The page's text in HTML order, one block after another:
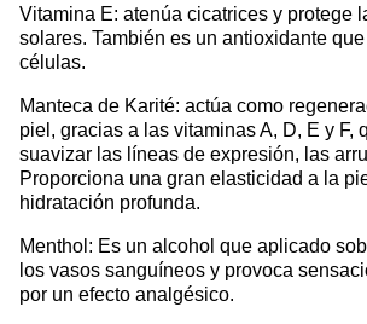
Vitamina E: atenúa cicatrices y protege
solares. También es un antioxidante
células.
Manteca de Karité: actúa como
piel, gracias a las vitaminas A, D, E y F,
suavizar las líneas de expresión, las
Proporciona una gran elasticidad a la
hidratación profunda.
Menthol: Es un alcohol que aplicado
los vasos sanguíneos y provoca
por un efecto analgésico.